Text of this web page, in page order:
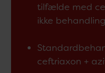
tilfælde med
ikke
ceftriaxon +